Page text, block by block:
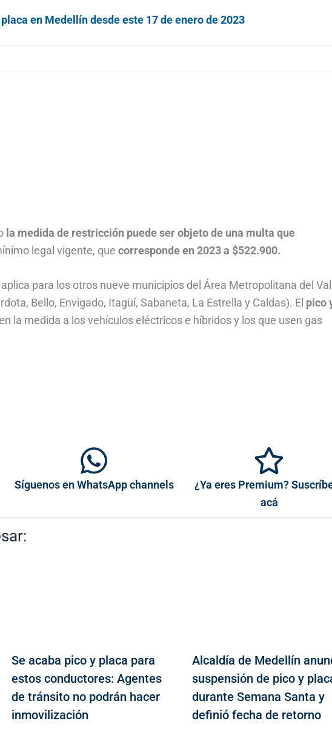
en Medellín desde este 17 de enero de 2023
la medida de restricción puede ser objeto de una multa que
legal vigente, que corresponde en 2023 a $522.900.
para los otros nueve municipios del Área Metropolitana del
Bello, Envigado, Itagüí, Sabaneta, La Estrella y Caldas). El pico
la medida a los vehículos eléctricos e híbridos y los que usen gas
Síguenos en WhatsApp channels
¿Ya eres Premium?
acá
Se acaba pico y placa para
estos conductores: Agentes
de tránsito no podrán hacer
inmovilización
Alcaldía de Medellín
suspensión de pico y
durante Semana Santa y
definió fecha de retorno